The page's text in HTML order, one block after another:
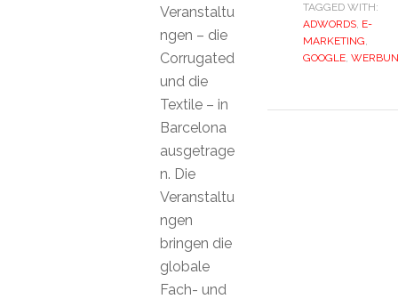
TAGGED WITH:
ADWORDS, E-
MARKETING,
GOOGLE,
Veranstaltu
ngen – die
Corrugated
und die
Textile – in
Barcelona
ausgetrage
n. Die
Veranstaltu
ngen
bringen die
globale
Fach- und